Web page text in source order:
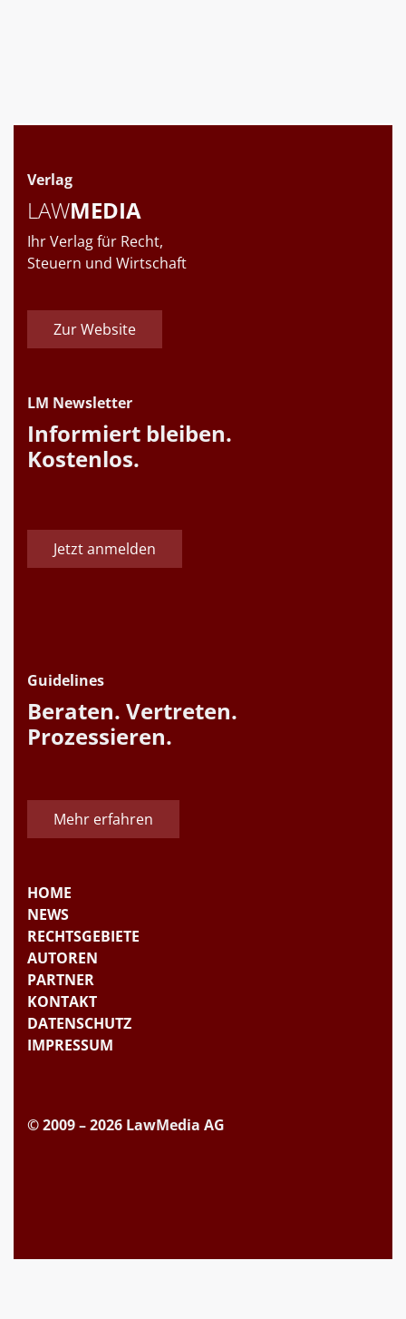
Verlag
LAWMEDIA
Ihr Verlag für Recht,
Steuern und Wirtschaft
Zur Website
LM Newsletter
Informiert bleiben.
Kostenlos.
Jetzt anmelden
Guidelines
Beraten. Vertreten.
Prozessieren.
Mehr erfahren
HOME
NEWS
RECHTSGEBIETE
AUTOREN
PARTNER
KONTAKT
DATENSCHUTZ
IMPRESSUM
© 2009 – 2026 LawMedia AG